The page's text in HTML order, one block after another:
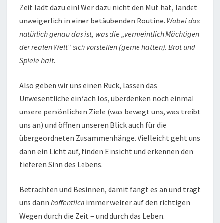
Zeit lädt dazu ein! Wer dazu nicht den Mut hat, landet
unweigerlich in einer betäubenden Routine. Wobei das
natürlich genau das ist, was die „vermeintlich Mächtigen
der realen Welt“ sich vorstellen (gerne hätten). Brot und
Spiele halt.
Also geben wir uns einen Ruck, lassen das
Unwesentliche einfach los, überdenken noch einmal
unsere persönlichen Ziele (was bewegt uns, was treibt
uns an) und öffnen unseren Blick auch für die
übergeordneten Zusammenhänge. Vielleicht geht uns
dann ein Licht auf, finden Einsicht und erkennen den
tieferen Sinn des Lebens.
Betrachten und Besinnen, damit fängt es an und trägt
uns dann hoffentlich immer weiter auf den richtigen
Wegen durch die Zeit – und durch das Leben.